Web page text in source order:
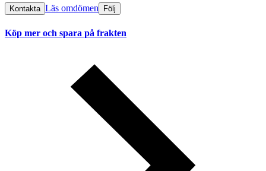
Kontakta Läs omdömen Följ
Köp mer och spara på frakten